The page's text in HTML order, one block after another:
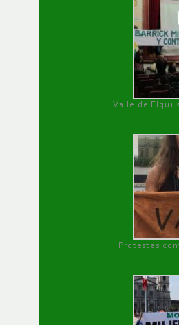
Valle de Elqui
Protestas